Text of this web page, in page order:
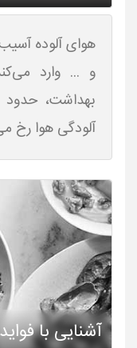
هوای آلوده
و ... وارد
آلودگی هوا رخ
آشنایی با